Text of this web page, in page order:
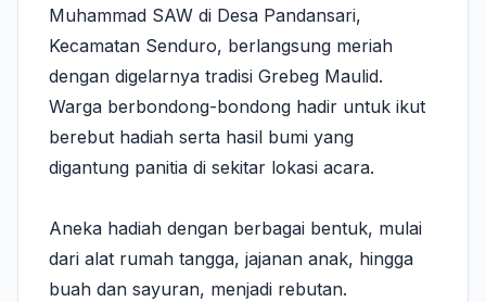
Muhammad SAW di Desa Pandansari,
Kecamatan Senduro, berlangsung meriah
dengan digelarnya tradisi Grebeg Maulid.
Warga berbondong-bondong hadir untuk ikut
berebut hadiah serta hasil bumi yang
digantung panitia di sekitar lokasi acara.
Aneka hadiah dengan berbagai bentuk, mulai
dari alat rumah tangga, jajanan anak, hingga
buah dan sayuran, menjadi rebutan.